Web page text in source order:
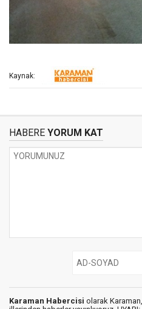
Kaynak:
HABERE YORUM KAT
Karaman Habercisi olarak